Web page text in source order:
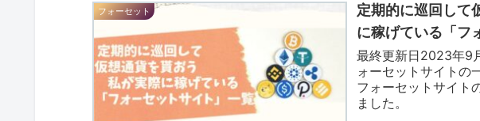
フォーセット
定期的に巡回して
に稼げている「フ
最終更新日2023年9
ォーセットサイトの
フォーセットサイト
ました。